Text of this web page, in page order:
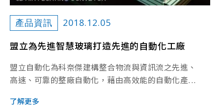
產品資訊 2018.12.05
盟立為先進智慧玻璃打造先進的自動化工廠
盟立自動化為科奈傑建構整合物流與資訊流之先進、
高速、可靠的整廠自動化，藉由高效能的自動化產...
了解更多